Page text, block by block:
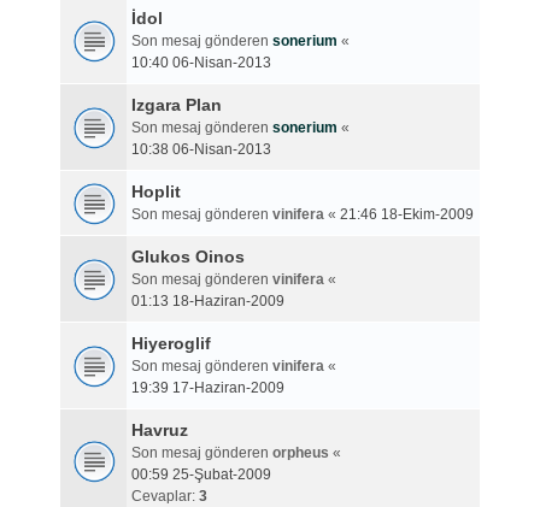
İdol
Son mesaj gönderen sonerium «
10:40 06-Nisan-2013
Izgara Plan
Son mesaj gönderen sonerium «
10:38 06-Nisan-2013
Hoplit
Son mesaj gönderen vinifera« 21:46 18-Ekim-2009
Glukos Oinos
Son mesaj gönderen vinifera«
01:13 18-Haziran-2009
Hiyeroglif
Son mesaj gönderen vinifera«
19:39 17-Haziran-2009
Havruz
Son mesaj gönderen orpheus «
00:59 25-Şubat-2009
Cevaplar: 3